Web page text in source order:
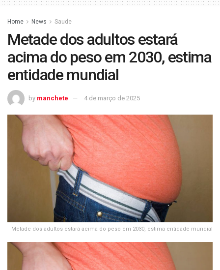
Home News Saude
Metade dos adultos estará
acima do peso em 2030, estima
entidade mundial
by manchete 4 de março de 2025
Metade dos adultos estará acima do peso em 2030, estima entidade mundial